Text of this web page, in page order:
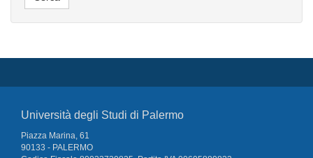
Università degli Studi di Palermo
Piazza Marina, 61
90133 - PALERMO